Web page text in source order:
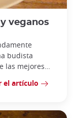
veganos
budista
las mejores
el artículo